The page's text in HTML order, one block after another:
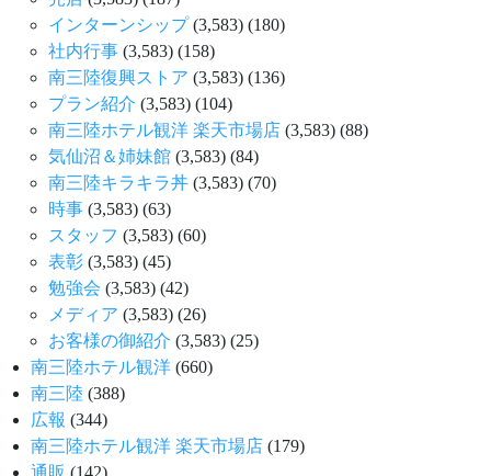
インターンシップ(3,583) (180)
社内行事 (3,583) (158)
南三陸復興ストア (3,583) (136)
プラン紹介 (3,583) (104)
南三陸ホテル観洋 楽天市場店 (3,583) (88)
気仙沼＆姉妹館 (3,583) (84)
南三陸キラキラ丼 (3,583) (70)
時事 (3,583) (63)
スタッフ (3,583) (60)
表彰 (3,583) (45)
勉強会 (3,583) (42)
メディア (3,583) (26)
お客様の御紹介 (3,583) (25)
南三陸ホテル観洋 (660)
南三陸 (388)
広報 (344)
南三陸ホテル観洋 楽天市場店 (179)
通販 (142)